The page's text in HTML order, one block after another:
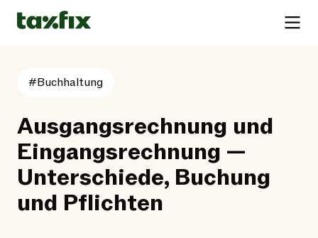
#Buchhaltung
Ausgangsrechnung und
Eingangsrechnung —
Unterschiede, Buchung
und Pflichten